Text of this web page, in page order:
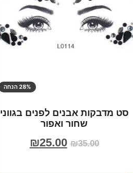
28% הנחה
סט מדבקות אבנים לפנים בגווני
שחור ואפור
₪35.00
₪25.00